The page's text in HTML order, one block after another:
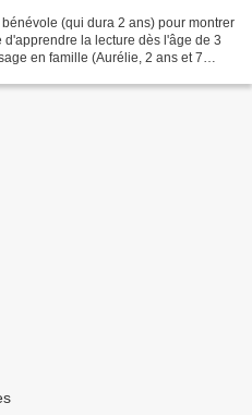
(qui dura 2 ans) pour montrer
la lecture dès l'âge de 3
en famille (Aurélie, 2 ans et 7